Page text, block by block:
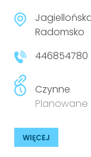
Radomsko
446854780
Czynne
Planowane
WIĘCEJ